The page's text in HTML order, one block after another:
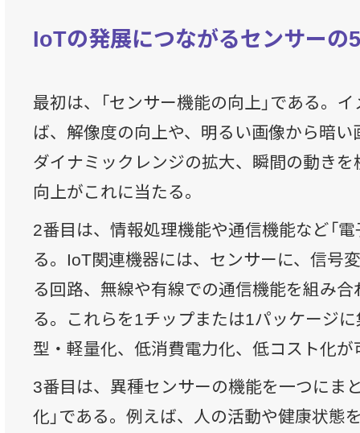
IoTの発展につながるセンサーの
最初は、「センサー機能の向上」である。
ば、解像度の向上や、明るい画像から暗
ダイナミックレンジの拡大、瞬間の動き
向上がこれに当たる。
2番目は、情報処理機能や通信機能など「電
る。IoT関連機器には、センサーに、信号
る回路、無線や有線での通信機能を組み
る。これらを1チップまたは1パッケージ
型・軽量化、低消費電力化、低コスト化が
3番目は、異種センサーの機能を一つにま
化」である。例えば、人の活動や健康状態